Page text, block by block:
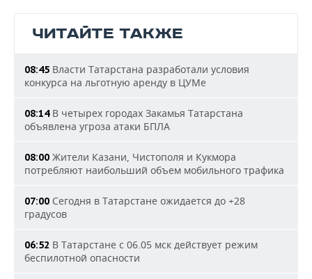
ЧИТАЙТЕ ТАКЖЕ
08:45 Власти Татарстана разработали условия
конкурса на льготную аренду в ЦУМе
08:14В четырех городах Закамья Татарстана
объявлена угроза атаки БПЛА
08:00 Жители Казани, Чистополя и Кукмора
потребляют наибольший объем мобильного трафика
07:00 Сегодня в Татарстане ожидается до +28
градусов
06:52 В Татарстане с 06.05 мск действует режим
беспилотной опасности